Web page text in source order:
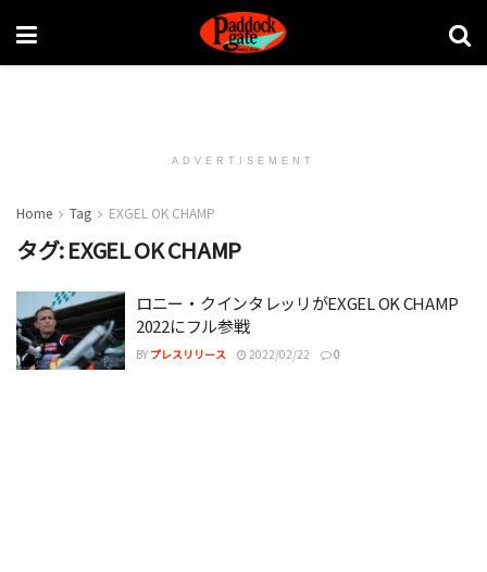
ADVERTISEMENT
Home Tag EXGEL OK CHAMP
タグ:EXGEL OK CHAMP
ロニー・クインタレッリがEXGEL OK CHAMP
2022にフル参戦
BY プレスリリース 2022/02/22 0